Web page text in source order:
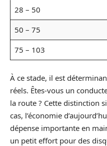
28 – 50
50 – 75
75 – 103
À ce stade, il est
réels. Êtes-vous un
la route ? Cette distinction
cas, l’économie
dépense importante en
un petit effort pour des